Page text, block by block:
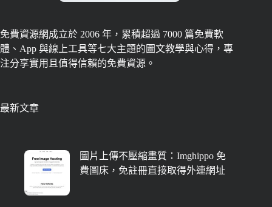
免費資源網成立於 2006 年，累積超過 7000 篇免費軟
體、App 與線上工具等七大主題的圖文教學與心得，專
注分享實用且值得信賴的免費資源。
最新文章
圖片上傳不壓縮畫質：Imghippo 免
費圖床，免註冊直接取得外連網址